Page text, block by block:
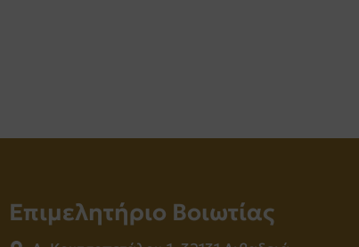
Επιμελητήριο Βοιωτίας